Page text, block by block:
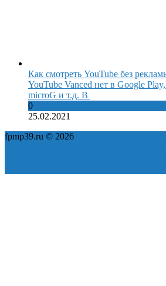
Как смотреть YouTube без
YouTube Vanced нет в Google
microG и т.д. В
0
25.02.2021
fpmp39.ru © 2026